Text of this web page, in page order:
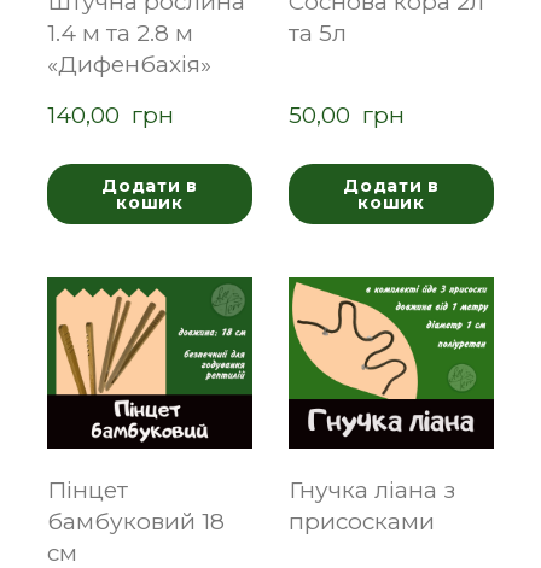
1.4 м та 2.8 м
«Дифенбахія»
140,00  грн
Додати в
кошик
та 5л
50,00  грн
Додати в
кошик
Пінцет
бамбуковий 18
см
Гнучка ліана з
присосками